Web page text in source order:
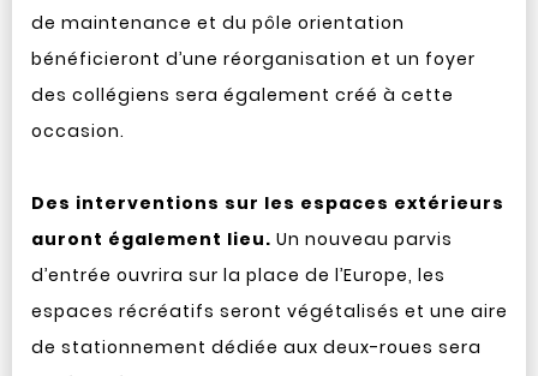
de maintenance et du pôle orientation
bénéficieront d’une réorganisation et un foyer
des collégiens sera également créé à cette
occasion.
Des interventions sur les espaces extérieurs
auront également lieu. Un nouveau parvis
d’entrée ouvrira sur la place de l’Europe, les
espaces récréatifs seront végétalisés et une aire
de stationnement dédiée aux deux-roues sera